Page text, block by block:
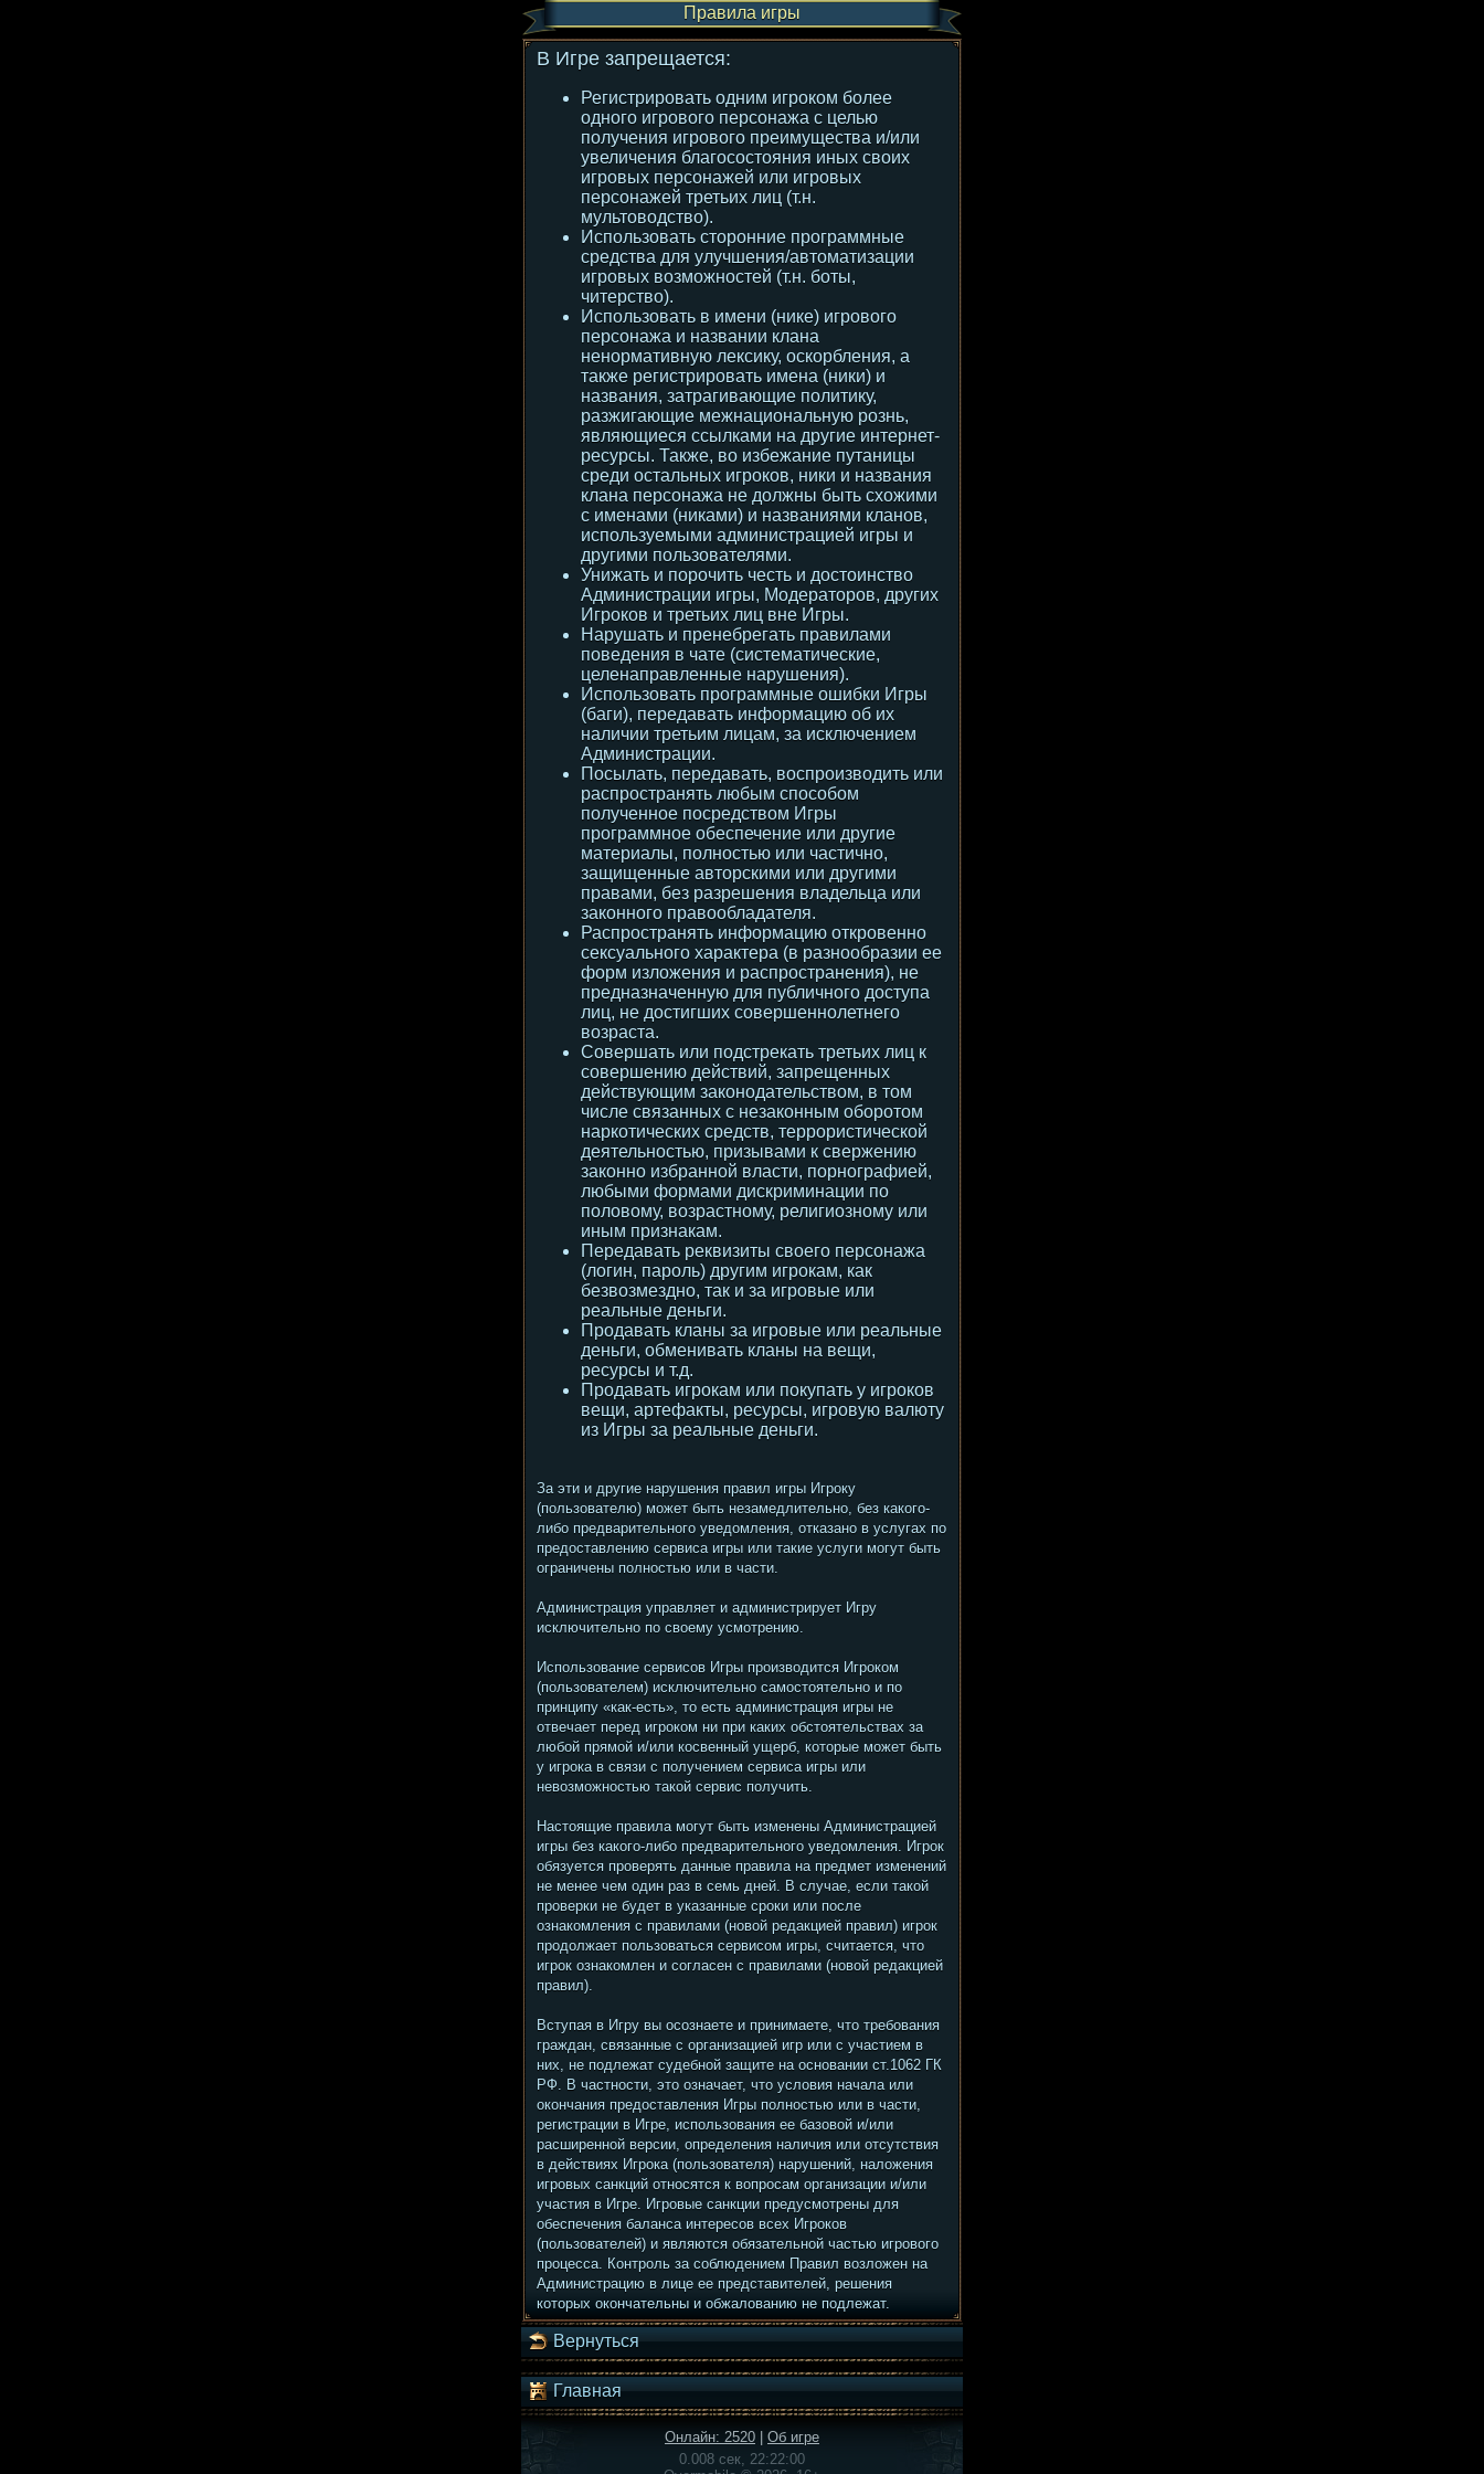
Правила игры
В Игре запрещается:
Регистрировать одним игроком более
одного игрового персонажа с целью
получения игрового преимущества и/или
увеличения благосостояния иных своих
игровых персонажей или игровых
персонажей третьих лиц (т.н.
мультоводство).
Использовать сторонние программные
средства для улучшения/автоматизации
игровых возможностей (т.н. боты,
читерство).
Использовать в имени (нике) игрового
персонажа и названии клана
ненормативную лексику, оскорбления, а
также регистрировать имена (ники) и
названия, затрагивающие политику,
разжигающие межнациональную рознь,
являющиеся ссылками на другие интернет-
ресурсы. Также, во избежание путаницы
среди остальных игроков, ники и названия
клана персонажа не должны быть схожими
с именами (никами) и названиями кланов,
используемыми администрацией игры и
другими пользователями.
Унижать и порочить честь и достоинство
Администрации игры, Модераторов, других
Игроков и третьих лиц вне Игры.
Нарушать и пренебрегать правилами
поведения в чате (систематические,
целенаправленные нарушения).
Использовать программные ошибки Игры
(баги), передавать информацию об их
наличии третьим лицам, за исключением
Администрации.
Посылать, передавать, воспроизводить или
распространять любым способом
полученное посредством Игры
программное обеспечение или другие
материалы, полностью или частично,
защищенные авторскими или другими
правами, без разрешения владельца или
законного правообладателя.
Распространять информацию откровенно
сексуального характера (в разнообразии ее
форм изложения и распространения), не
предназначенную для публичного доступа
лиц, не достигших совершеннолетнего
возраста.
Совершать или подстрекать третьих лиц к
совершению действий, запрещенных
действующим законодательством, в том
числе связанных с незаконным оборотом
наркотических средств, террористической
деятельностью, призывами к свержению
законно избранной власти, порнографией,
любыми формами дискриминации по
половому, возрастному, религиозному или
иным признакам.
Передавать реквизиты своего персонажа
(логин, пароль) другим игрокам, как
безвозмездно, так и за игровые или
реальные деньги.
Продавать кланы за игровые или реальные
деньги, обменивать кланы на вещи,
ресурсы и т.д.
Продавать игрокам или покупать у игроков
вещи, артефакты, ресурсы, игровую валюту
из Игры за реальные деньги.
За эти и другие нарушения правил игры Игроку
(пользователю) может быть незамедлительно, без какого-
либо предварительного уведомления, отказано в услугах по
предоставлению сервиса игры или такие услуги могут быть
ограничены полностью или в части.
Администрация управляет и администрирует Игру
исключительно по своему усмотрению.
Использование сервисов Игры производится Игроком
(пользователем) исключительно самостоятельно и по
принципу «как-есть», то есть администрация игры не
отвечает перед игроком ни при каких обстоятельствах за
любой прямой и/или косвенный ущерб, которые может быть
у игрока в связи с получением сервиса игры или
невозможностью такой сервис получить.
Настоящие правила могут быть изменены Администрацией
игры без какого-либо предварительного уведомления. Игрок
обязуется проверять данные правила на предмет изменений
не менее чем один раз в семь дней. В случае, если такой
проверки не будет в указанные сроки или после
ознакомления с правилами (новой редакцией правил) игрок
продолжает пользоваться сервисом игры, считается, что
игрок ознакомлен и согласен с правилами (новой редакцией
правил).
Вступая в Игру вы осознаете и принимаете, что требования
граждан, связанные с организацией игр или с участием в
них, не подлежат судебной защите на основании ст.1062 ГК
РФ. В частности, это означает, что условия начала или
окончания предоставления Игры полностью или в части,
регистрации в Игре, использования ее базовой и/или
расширенной версии, определения наличия или отсутствия
в действиях Игрока (пользователя) нарушений, наложения
игровых санкций относятся к вопросам организации и/или
участия в Игре. Игровые санкции предусмотрены для
обеспечения баланса интересов всех Игроков
(пользователей) и являются обязательной частью игрового
процесса. Контроль за соблюдением Правил возложен на
Администрацию в лице ее представителей, решения
которых окончательны и обжалованию не подлежат.
Вернуться
Главная
Онлайн: 2520
Об игре
0.008 сек, 22:22:00